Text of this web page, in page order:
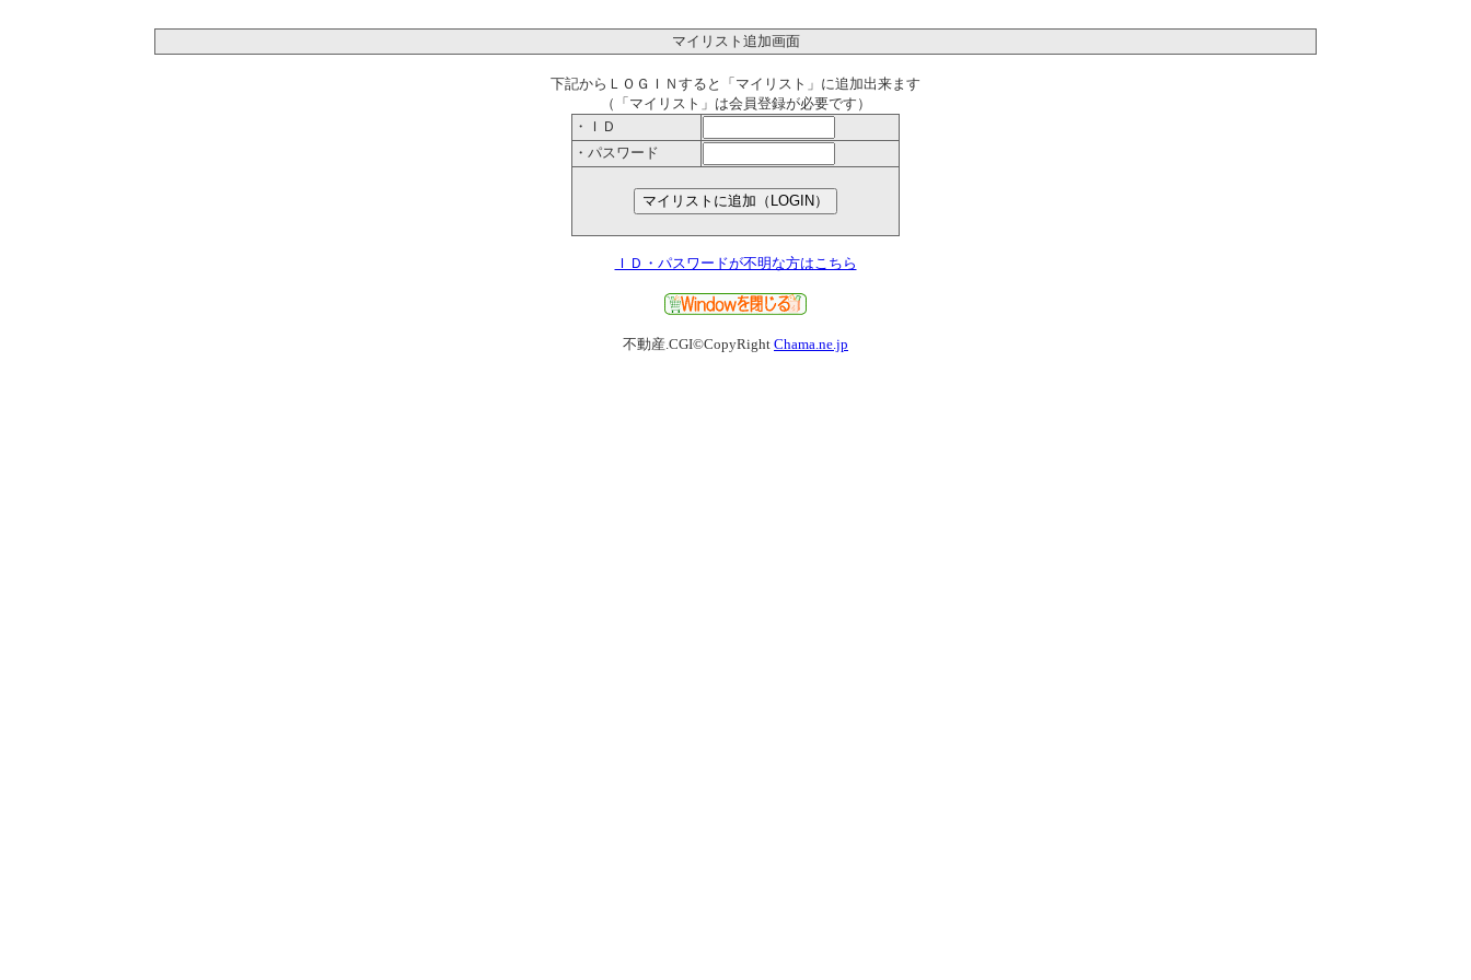
マイリスト追加画面
下記からＬＯＧＩＮすると「マイリスト」に追加出来ます
（「マイリスト」は会員登録が必要です）
・ＩＤ
・パスワード
ＩＤ・パスワードが不明な方はこちら
不動産.CGI©CopyRight Chama.ne.jp